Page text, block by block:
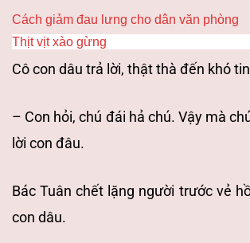
Cách giảm đau lưng cho dân văn phòng
Thịt vịt xào gừng
Cô con dâu trả lời, thật thà đến khó
– Con hỏi, chú đái hả chú. Vậy mà
lời con đâu.
Bác Tuân chết lặng người trước vẻ
con dâu.